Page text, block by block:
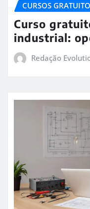
CURSOS
Curso
industrial:
Redação